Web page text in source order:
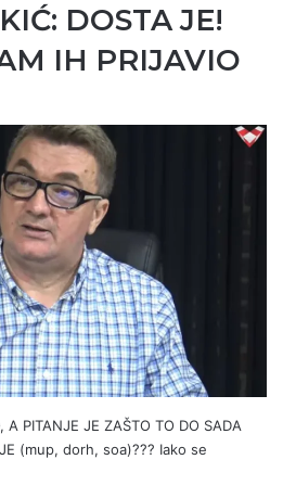
DOSTA JE!
IH PRIJAVIO
A PITANJE JE ZAŠTO TO DO SADA
(mup, dorh, soa)??? Iako se